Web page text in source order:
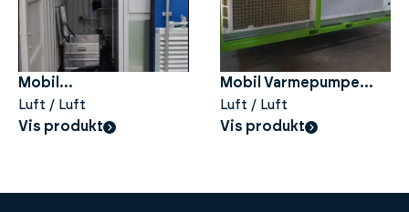
Mobil
Ventilationsenhed
VP5000FL
Luft / Luft
Vis produkt
Mobil Varmepumpe
VP85 LL
Luft / Luft
Vis produkt